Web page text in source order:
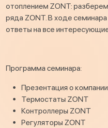
отоплением ZONT:
ряда ZONT. В ходе
ответы на все
Программа семинара:
Презентация о компании
Термостаты ZONT
Контроллеры ZONT
Регуляторы ZONT